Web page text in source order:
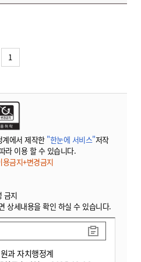
1
에서 제작한 "한눈에 서비스"저작
라 이용 할 수 있습니다.
금지+변경금지
금지
상세내용을 확인 하실 수 있습니다.
과 자치행정계